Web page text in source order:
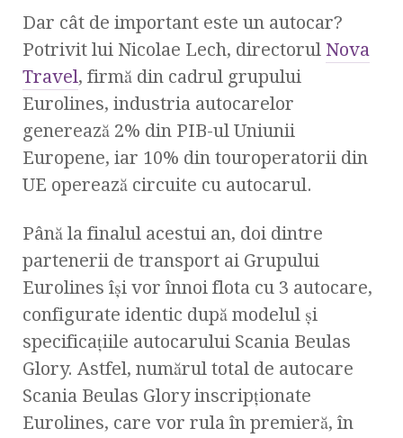
Dar cât de important este un autocar?
Potrivit lui Nicolae Lech, directorul Nova
Travel, firmă din cadrul grupului
Eurolines, industria autocarelor
generează 2% din PIB-ul Uniunii
Europene, iar 10% din touroperatorii din
UE operează circuite cu autocarul.
Până la finalul acestui an, doi dintre
partenerii de transport ai Grupului
Eurolines își vor înnoi flota cu 3 autocare,
configurate identic după modelul și
specificațiile autocarului Scania Beulas
Glory. Astfel, numărul total de autocare
Scania Beulas Glory inscripționate
Eurolines, care vor rula în premieră, în